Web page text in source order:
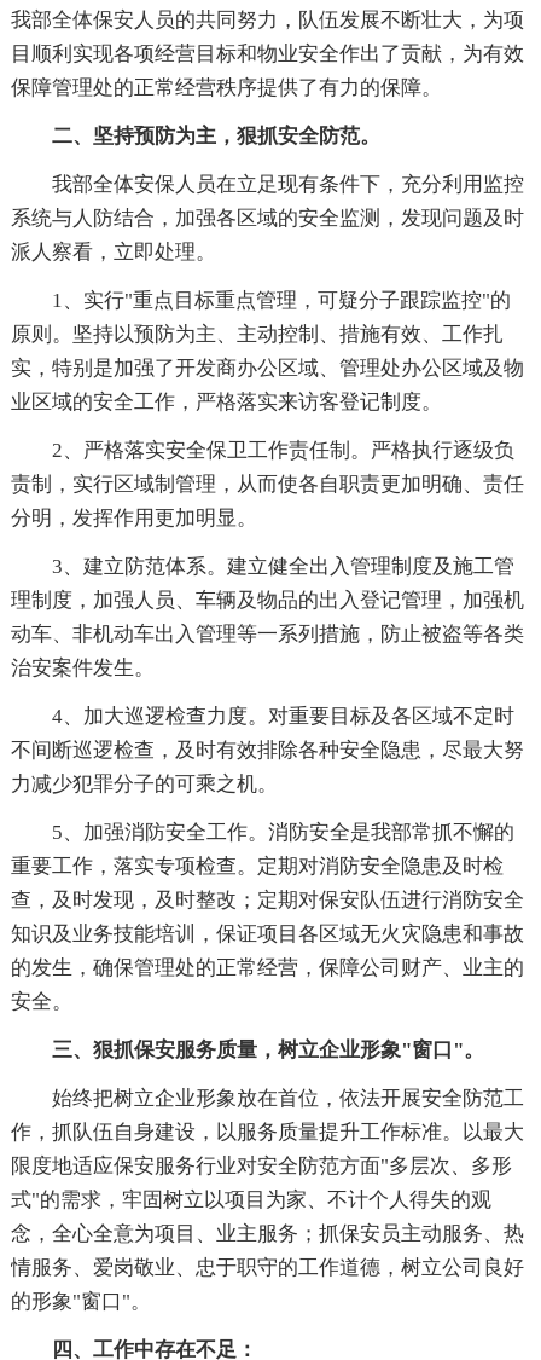
我部全体保安人员的共同努力，队伍发展不断壮大，为项
目顺利实现各项经营目标和物业安全作出了贡献，为有效
保障管理处的正常经营秩序提供了有力的保障。
二、坚持预防为主，狠抓安全防范。
我部全体安保人员在立足现有条件下，充分利用监控
系统与人防结合，加强各区域的安全监测，发现问题及时
派人察看，立即处理。
1、实行"重点目标重点管理，可疑分子跟踪监控"的
原则。坚持以预防为主、主动控制、措施有效、工作扎
实，特别是加强了开发商办公区域、管理处办公区域及物
业区域的安全工作，严格落实来访客登记制度。
2、严格落实安全保卫工作责任制。严格执行逐级负
责制，实行区域制管理，从而使各自职责更加明确、责任
分明，发挥作用更加明显。
3、建立防范体系。建立健全出入管理制度及施工管
理制度，加强人员、车辆及物品的出入登记管理，加强机
动车、非机动车出入管理等一系列措施，防止被盗等各类
治安案件发生。
4、加大巡逻检查力度。对重要目标及各区域不定时
不间断巡逻检查，及时有效排除各种安全隐患，尽最大努
力减少犯罪分子的可乘之机。
5、加强消防安全工作。消防安全是我部常抓不懈的
重要工作，落实专项检查。定期对消防安全隐患及时检
查，及时发现，及时整改；定期对保安队伍进行消防安全
知识及业务技能培训，保证项目各区域无火灾隐患和事故
的发生，确保管理处的正常经营，保障公司财产、业主的
安全。
三、狠抓保安服务质量，树立企业形象"窗口"。
始终把树立企业形象放在首位，依法开展安全防范工
作，抓队伍自身建设，以服务质量提升工作标准。以最大
限度地适应保安服务行业对安全防范方面"多层次、多形
式"的需求，牢固树立以项目为家、不计个人得失的观
念，全心全意为项目、业主服务；抓保安员主动服务、热
情服务、爱岗敬业、忠于职守的工作道德，树立公司良好
的形象"窗口"。
四、工作中存在不足：